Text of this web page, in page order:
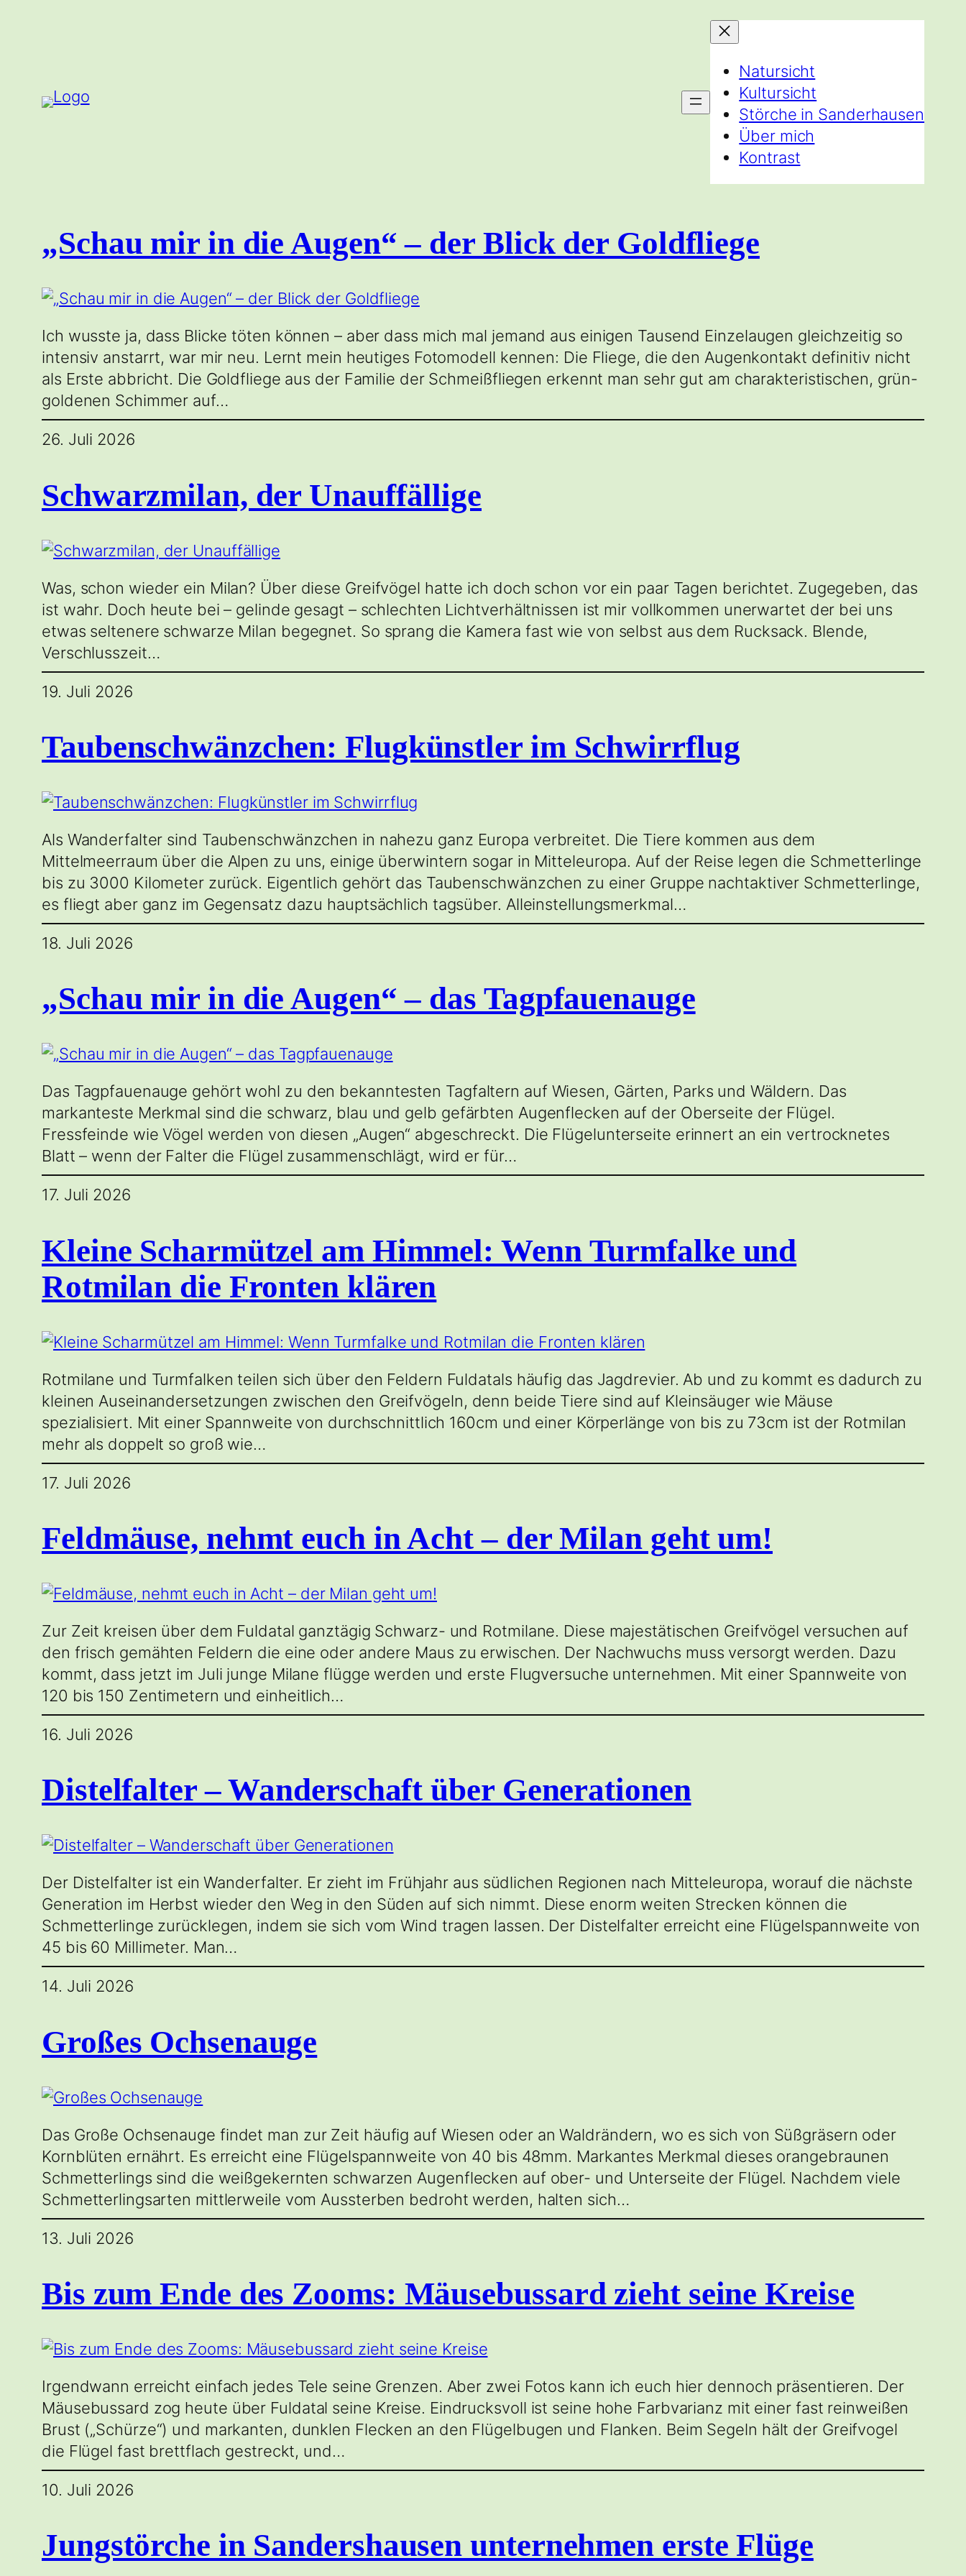
Natursicht
Kultursicht
Störche in Sanderhausen
Über mich
Kontrast
„Schau mir in die Augen“ – der Blick der Goldfliege
Ich wusste ja, dass Blicke töten können – aber dass mich mal jemand aus einigen Tausend Einzelaugen gleichzeitig so
intensiv anstarrt, war mir neu. Lernt mein heutiges Fotomodell kennen: Die Fliege, die den Augenkontakt definitiv nicht
als Erste abbricht. Die Goldfliege aus der Familie der Schmeißfliegen erkennt man sehr gut am charakteristischen, grün-
goldenen Schimmer auf…
26. Juli 2026
Schwarzmilan, der Unauffällige
Was, schon wieder ein Milan? Über diese Greifvögel hatte ich doch schon vor ein paar Tagen berichtet. Zugegeben, das
ist wahr. Doch heute bei – gelinde gesagt – schlechten Lichtverhältnissen ist mir vollkommen unerwartet der bei uns
etwas seltenere schwarze Milan begegnet. So sprang die Kamera fast wie von selbst aus dem Rucksack. Blende,
Verschlusszeit…
19. Juli 2026
Taubenschwänzchen: Flugkünstler im Schwirrflug
Als Wanderfalter sind Taubenschwänzchen in nahezu ganz Europa verbreitet. Die Tiere kommen aus dem
Mittelmeerraum über die Alpen zu uns, einige überwintern sogar in Mitteleuropa. Auf der Reise legen die Schmetterlinge
bis zu 3000 Kilometer zurück. Eigentlich gehört das Taubenschwänzchen zu einer Gruppe nachtaktiver Schmetterlinge,
es fliegt aber ganz im Gegensatz dazu hauptsächlich tagsüber. Alleinstellungsmerkmal…
18. Juli 2026
„Schau mir in die Augen“ – das Tagpfauenauge
Das Tagpfauenauge gehört wohl zu den bekanntesten Tagfaltern auf Wiesen, Gärten, Parks und Wäldern. Das
markanteste Merkmal sind die schwarz, blau und gelb gefärbten Augenflecken auf der Oberseite der Flügel.
Fressfeinde wie Vögel werden von diesen „Augen“ abgeschreckt. Die Flügelunterseite erinnert an ein vertrocknetes
Blatt – wenn der Falter die Flügel zusammenschlägt, wird er für…
17. Juli 2026
Kleine Scharmützel am Himmel: Wenn Turmfalke und
Rotmilan die Fronten klären
Rotmilane und Turmfalken teilen sich über den Feldern Fuldatals häufig das Jagdrevier. Ab und zu kommt es dadurch zu
kleinen Auseinandersetzungen zwischen den Greifvögeln, denn beide Tiere sind auf Kleinsäuger wie Mäuse
spezialisiert. Mit einer Spannweite von durchschnittlich 160cm und einer Körperlänge von bis zu 73cm ist der Rotmilan
mehr als doppelt so groß wie…
17. Juli 2026
Feldmäuse, nehmt euch in Acht – der Milan geht um!
Zur Zeit kreisen über dem Fuldatal ganztägig Schwarz- und Rotmilane. Diese majestätischen Greifvögel versuchen auf
den frisch gemähten Feldern die eine oder andere Maus zu erwischen. Der Nachwuchs muss versorgt werden. Dazu
kommt, dass jetzt im Juli junge Milane flügge werden und erste Flugversuche unternehmen. Mit einer Spannweite von
120 bis 150 Zentimetern und einheitlich…
16. Juli 2026
Distelfalter – Wanderschaft über Generationen
Der Distelfalter ist ein Wanderfalter. Er zieht im Frühjahr aus südlichen Regionen nach Mitteleuropa, worauf die nächste
Generation im Herbst wieder den Weg in den Süden auf sich nimmt. Diese enorm weiten Strecken können die
Schmetterlinge zurücklegen, indem sie sich vom Wind tragen lassen. Der Distelfalter erreicht eine Flügelspannweite von
45 bis 60 Millimeter. Man…
14. Juli 2026
Großes Ochsenauge
Das Große Ochsenauge findet man zur Zeit häufig auf Wiesen oder an Waldrändern, wo es sich von Süßgräsern oder
Kornblüten ernährt. Es erreicht eine Flügelspannweite von 40 bis 48mm. Markantes Merkmal dieses orangebraunen
Schmetterlings sind die weißgekernten schwarzen Augenflecken auf ober- und Unterseite der Flügel. Nachdem viele
Schmetterlingsarten mittlerweile vom Aussterben bedroht werden, halten sich…
13. Juli 2026
Bis zum Ende des Zooms: Mäusebussard zieht seine Kreise
Irgendwann erreicht einfach jedes Tele seine Grenzen. Aber zwei Fotos kann ich euch hier dennoch präsentieren. Der
Mäusebussard zog heute über Fuldatal seine Kreise. Eindrucksvoll ist seine hohe Farbvarianz mit einer fast reinweißen
Brust („Schürze“) und markanten, dunklen Flecken an den Flügelbugen und Flanken. Beim Segeln hält der Greifvogel
die Flügel fast brettflach gestreckt, und…
10. Juli 2026
Jungstörche in Sandershausen unternehmen erste Flüge